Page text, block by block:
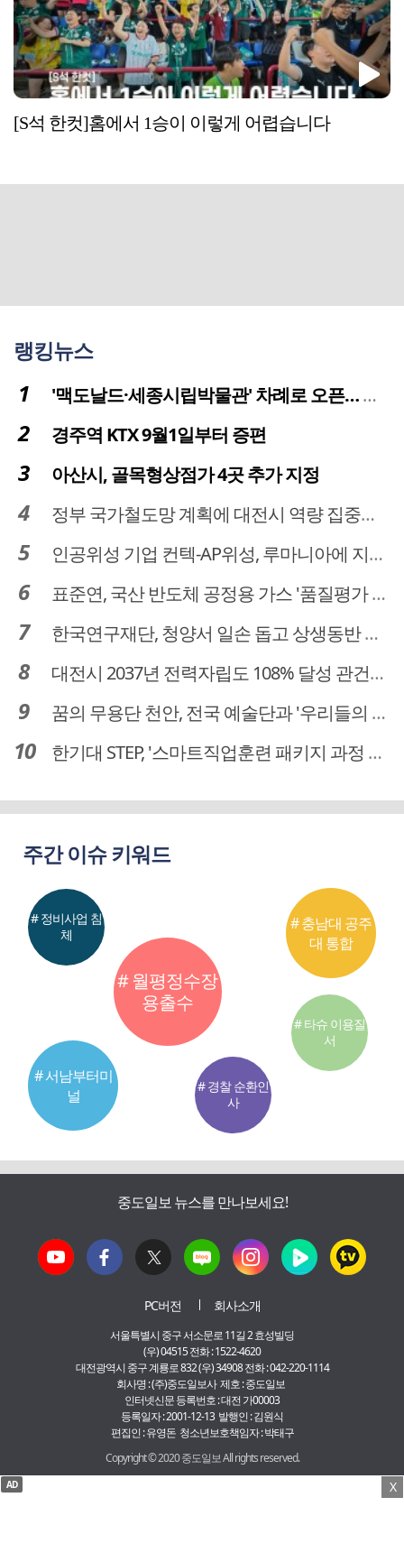
[S석 한컷]홈에서 1승이 이렇게 어렵습니다
랭킹뉴스
'맥도날드·세종시립박물관' 차례로 오픈… 고운동 정주여건 좋아진다
경주역 KTX 9월1일부터 증편
아산시, 골목형상점가 4곳 추가 지정
정부 국가철도망 계획에 대전시 역량 집중해야
인공위성 기업 컨텍-AP위성, 루마니아에 지상국 시스템 전수
표준연, 국산 반도체 공정용 가스 '품질평가 체계' 구축
한국연구재단, 청양서 일손 돕고 상생동반 친구맺기 봉사활동
대전시 2037년 전력자립도 108% 달성 관건은 '주민 수용성'
꿈의 무용단 천안, 전국 예술단과 '우리들의 하모니' 선보여
한기대 STEP, '스마트직업훈련 패키지 과정 3기' 모집
주간 이슈 키워드
# 월평정수장
용출수
# 서남부터미
널
# 충남대 공주
대 통합
# 정비사업 침
체
# 경찰 순환인
사
# 타슈 이용질
서
중도일보 뉴스를 만나보세요!
PC버전 회사소개
서울특별시 중구 서소문로 11길 2 효성빌딩
(우) 04515 전화 : 1522-4620
대전광역시 중구 계룡로 832 (우) 34908 전화 : 042-220-1114
회사명 : (주)중도일보사 제호 : 중도일보
인터넷신문 등록번호 : 대전 가00003
등록일자 : 2001-12-13 발행인 : 김원식
편집인 : 유영돈 청소년보호책임자 : 박태구
Copyright © 2020 중도일보 All rights reserved.
X
AD